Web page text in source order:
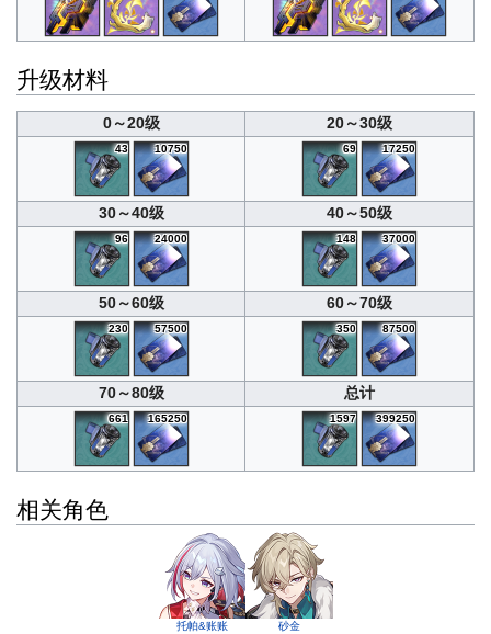
升级材料
0～20级 20～30级
43 10750 69 17250
30～40级 40～50级
96 24000 148 37000
50～60级 60～70级
230 57500 350 87500
70～80级 总计
661 165250 1597 399250
相关角色
托帕&账账 砂金